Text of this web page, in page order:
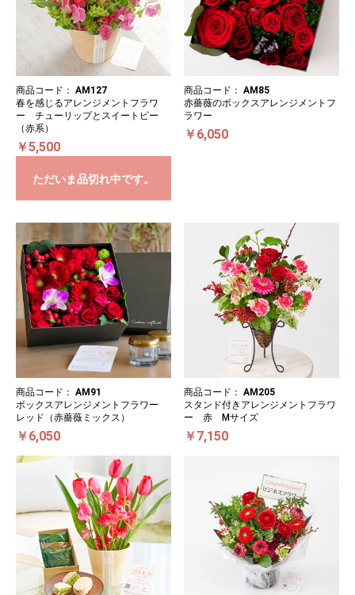
商品コード： AM127
春を感じるアレンジメントフラワ
ー チューリップとスイートピー
（赤系）
￥5,500
ただいま品切れ中です。
商品コード： AM85
赤薔薇のボックスアレンジメントフ
ラワー
￥6,050
商品コード： AM91
ボックスアレンジメントフラワー
レッド（赤薔薇ミックス）
￥6,050
商品コード： AM205
スタンド付きアレンジメントフラワ
ー 赤 Mサイズ
￥7,150